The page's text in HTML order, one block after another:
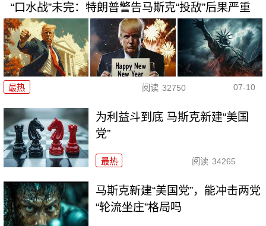
“口水战”未完：特朗普警告马斯克“投敌”后果严重
最热 阅读 32750 07-10
为利益斗到底 马斯克新建“美国
党”
最热 阅读 34265
马斯克新建“美国党”，能冲击两党
“轮流坐庄”格局吗